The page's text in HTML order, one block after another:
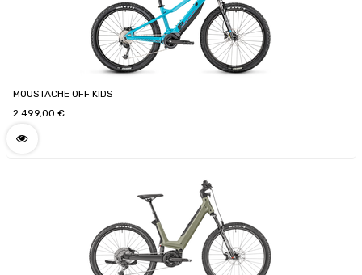
MOUSTACHE OFF KIDS
2.499,00 €